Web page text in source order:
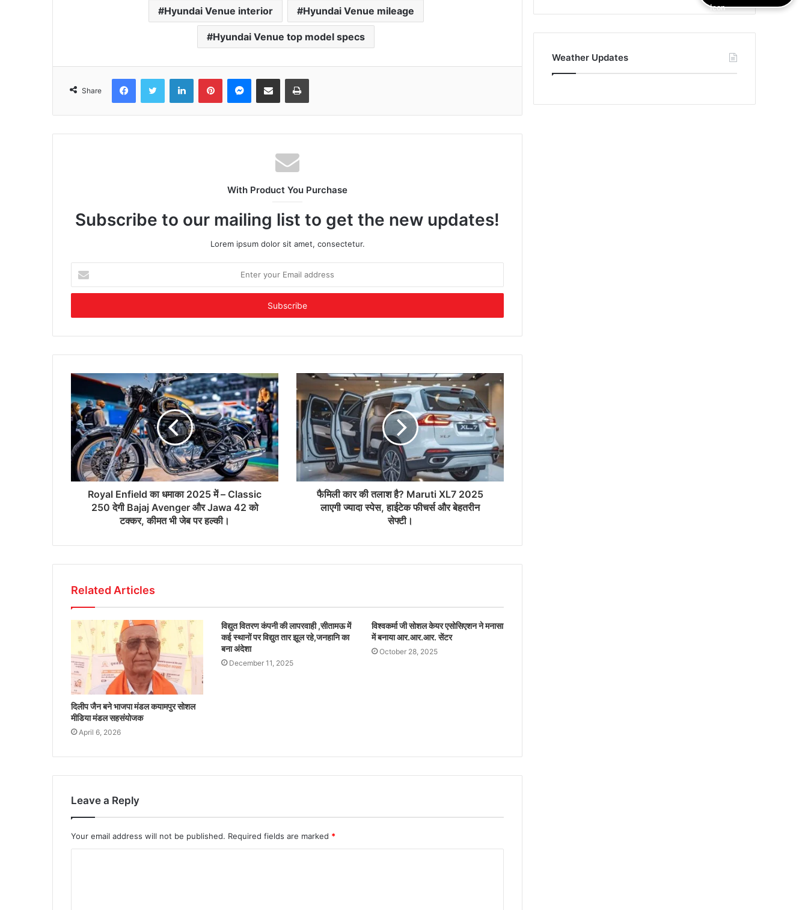
Hyundai Venue interior Hyundai Venue mileage
Hyundai Venue top model specs
Share
FacebookTwitter LinkedInPinterestMessenger
Share via Email Print
With Product You Purchase
Subscribe to our mailing list to get the new updates!
Lorem ipsum dolor sit amet, consectetur.
your
Email
Royal Enfield का धमाका 2025 में – Classic
250 देगी Bajaj Avenger और Jawa 42 को
टक्कर, कीमत भी जेब पर हल्की।
फैमिली कार की तलाश है? Maruti XL7 2025
लाएगी ज्यादा स्पेस, हाईटेक फीचर्स और बेहतरीन
सेफ्टी।
Related Articles
दिलीप जैन बने भाजपा मंडल कयामपुर सोशल
मीडिया मंडल सहसंयोजक
April 6, 2026
विद्युत वितरण कंपनी की लापरवाही ,सीतामऊ में
कई स्थानों पर विद्युत तार झूल रहे,जनहानि का
बना अंदेशा
December 11, 2025
विश्वकर्मा जी सोशल केयर एसोसिएशन ने मनासा
में बनाया आर.आर.आर. सेंटर
October 28, 2025
Leave a Reply
Your email address will not be published. Required fields are marked *
Weather Updates